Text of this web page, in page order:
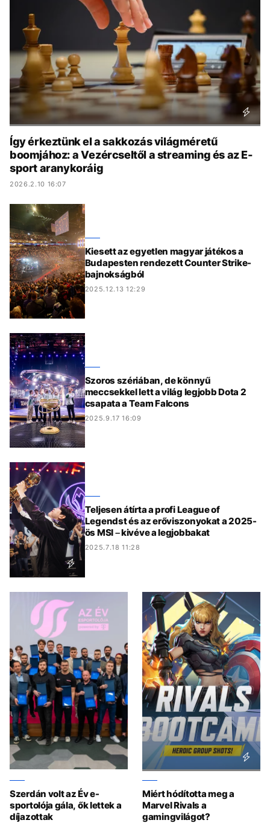
UTAZÁS
ÉLETMÓD DESIGN
BESZÉLGETÉSEK ARCOK
VIDEÓ TÖRTÉNETEK
GASZTRO
Így érkeztünk el a sakkozás világméretű
boomjához: a Vezércseltől a streaming és az E-
sport aranykoráig
2026.2.10 16:07
Kiesett az egyetlen magyar játékos a
Budapesten rendezett Counter Strike-
bajnokságból
2025.12.13 12:29
Szoros szériában, de könnyű
meccsekkel lett a világ legjobb Dota 2
csapata a Team Falcons
2025.9.17 16:09
Teljesen átírta a profi League of
Legendst és az erőviszonyokat a 2025-
ös MSI – kivéve a legjobbakat
2025.7.18 11:28
Szerdán volt az Év e-
sportolója gála, ők lettek a
díjazottak
Miért hódította meg a
Marvel Rivals a
gamingvilágot?